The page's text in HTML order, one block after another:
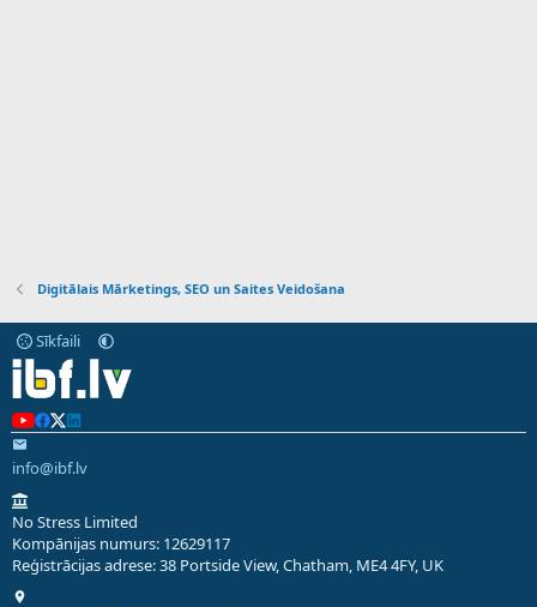
Digitālais Mārketings, SEO un Saites Veidošana
Sīkfaili
info@ibf.lv
No Stress Limited
Kompānijas numurs: 12629117
Reģistrācijas adrese: 38 Portside View, Chatham, ME4 4FY, UK